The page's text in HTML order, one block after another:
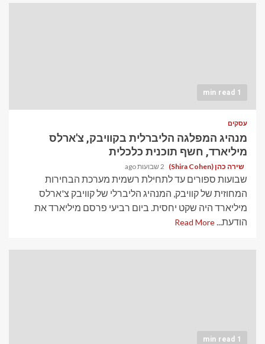
1 min read
עסקים
מנהיג המפלגה הליברלית בקוויבק, צ'ארלס
מיליארד, חשף תוכנית כלכלית
שירה כהן (Shira Cohen) 2 שבועות ago
שבועות ספורים עד לתחילת רשמית מערכת הבחירות
המחוזית של קוויבק, המנהיג הליברלי של קוויבק צ'ארלס
מיליארד היה שקט יחסית. ביום רביעי פרסם מיליארד את
הודעת... Read More
1 min read